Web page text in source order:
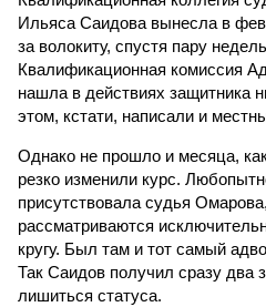
Ильяса Саидова вынесла в
за волокиту, спустя пару
Квалификационная комиссия
нашла в действиях защитника
этом, кстати, написали и
Однако не прошло и месяца,
резко изменили курс.
присутствовала судья
рассматриваются
кругу. Был там и тот самый
Так Саидов получил сразу два
лишиться статуса.